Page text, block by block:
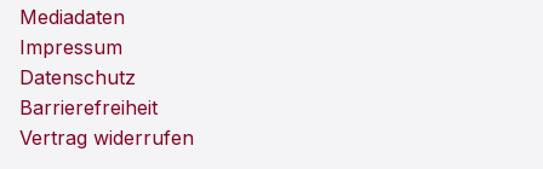
Mediadaten
Impressum
Datenschutz
Barrierefreiheit
Vertrag widerrufen